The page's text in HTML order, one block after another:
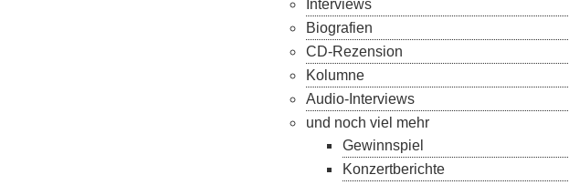
Interviews
Biografien
CD-Rezension
Kolumne
Audio-Interviews
und noch viel mehr
Gewinnspiel
Konzertberichte